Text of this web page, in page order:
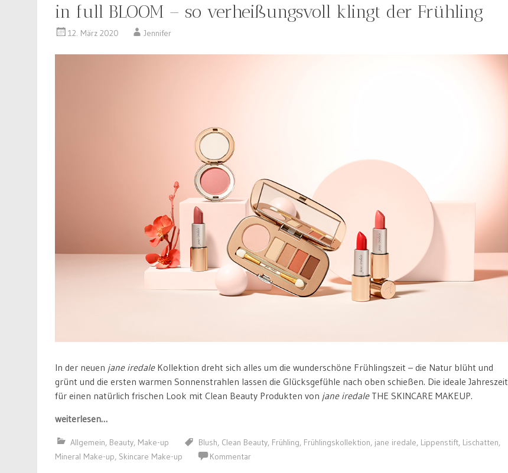
in full BLOOM – so verheißungsvoll klingt der Frühling
12. März 2020 Jennifer
In der neuen jane iredaleKollektion dreht sich alles um die wunderschöne Frühlingszeit – die Natur blüht und
grünt und die ersten warmen Sonnenstrahlen lassen die Glücksgefühle nach oben schießen. Die ideale Jahreszeit
für einen natürlich frischen Look mit Clean Beauty Produkten von jane iredaleTHE SKINCARE MAKEUP.
weiterlesen…
Allgemein, Beauty, Make-up Blush, Clean Beauty, Frühling, Frühlingskollektion, jane iredale, Lippenstift, Lischatten,
Mineral Make-up, Skincare Make-up Kommentar